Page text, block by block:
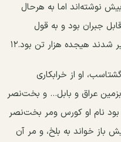
نوشته‌اند اما به هرحال
جبران بود و به قول
هیجده هزار تن بود.۱۲
او از خرابکاری
عراق و بابل... و بخت‌نصر
نام او کورس ومر بخت‌نصر
باز خواند به بلخ، و مر آن